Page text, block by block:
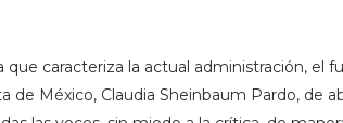
que caracteriza la actual administración, el
de México, Claudia Sheinbaum Pardo, de